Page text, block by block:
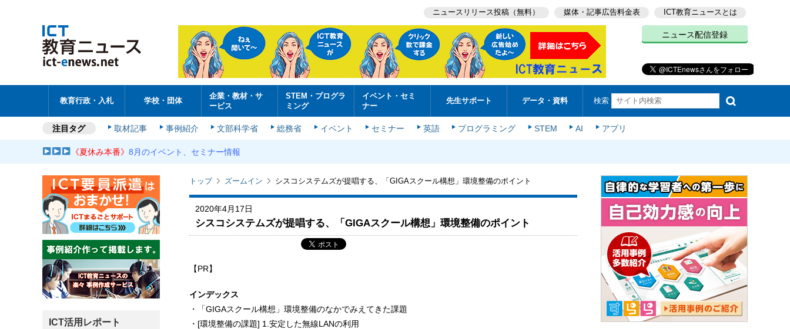
ニュースリリース投稿（無料） 媒体・記事広告料金表 ICT教育ニュースとは
ニュース配信登録
教育行政・入札 学校・団体
企業・教材・サ
ービス
STEM・プログラ
ミング
イベント・セミ
ナー
先生サポート データ・資料 検索
注目タグ 取材記事 事例紹介 文部科学省 総務省 イベント セミナー 英語 プログラミング STEM AI アプリ
《夏休み本番》8月のイベント、セミナー情報
トップ ズームイン シスコシステムズが提唱する、「GIGAスクール構想」環境整備のポイント
2020年4月17日
シスコシステムズが提唱する、「GIGAスクール構想」環境整備のポイント
【PR】
インデックス
・「GIGAスクール構想」環境整備のなかでみえてきた課題
・[環境整備の課題] 1.安定した無線LANの利用
ICT活用レポート